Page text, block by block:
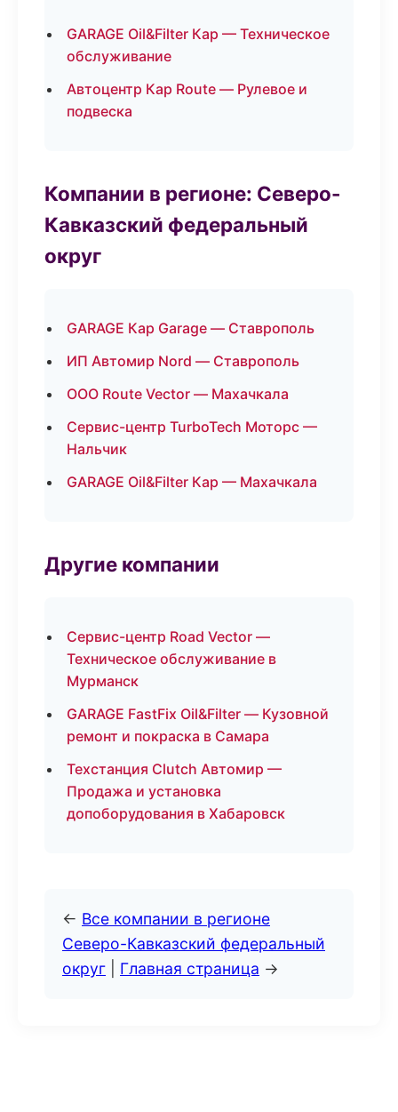
GARAGE Oil&Filter Кар — Техническое
обслуживание
Автоцентр Кар Route — Рулевое и
подвеска
Компании в регионе: Северо-
Кавказский федеральный
округ
GARAGE Кар Garage — Ставрополь
ИП Автомир Nord — Ставрополь
ООО Route Vector — Махачкала
Сервис-центр TurboTech Моторс —
Нальчик
GARAGE Oil&Filter Кар — Махачкала
Другие компании
Сервис-центр Road Vector —
Техническое обслуживание в
Мурманск
GARAGE FastFix Oil&Filter — Кузовной
ремонт и покраска в Самара
Техстанция Clutch Автомир —
Продажа и установка
допоборудования в Хабаровск
← Все компании в регионе
Северо-Кавказский федеральный
округ
Главная страница →